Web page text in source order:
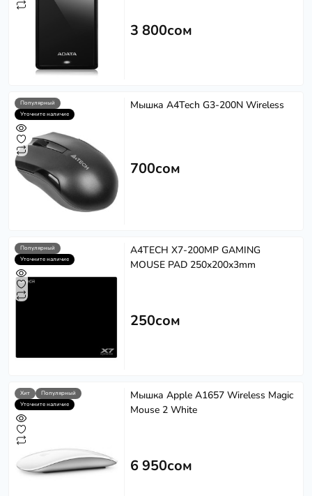
3 800сом
Популярный
Уточните наличие
Мышка A4Tech G3-200N Wireless
700сом
Популярный
Уточните наличие
A4TECH X7-200MP GAMING
MOUSE PAD 250x200x3mm
250сом
Хит
Популярный
Уточните наличие
Мышка Apple A1657 Wireless Magic
Mouse 2 White
6 950сом